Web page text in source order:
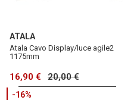
ATALA
Atala Cavo Display/luce agile2
1175mm
16,90 € 20,00 €
-16%